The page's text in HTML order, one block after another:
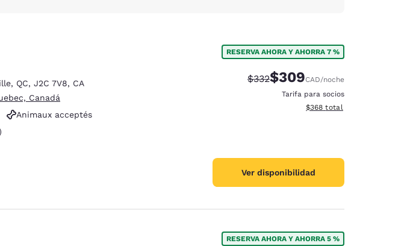
, QC, J2C 7V8, CA
Canadá
Animaux acceptés
3189 reseñas
RESERVA AHORA Y AHORRA 7 %
Precio tachado:
$332Precio con descuento:
$309CAD/noche
Tarifa para socios
Ver detalles del total
$368 total
Ver disponibilidad
RESERVA AHORA Y AHORRA 5 %